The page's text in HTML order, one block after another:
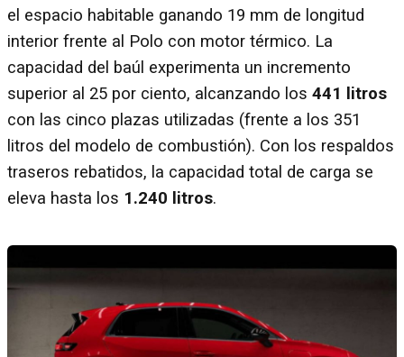
el espacio habitable ganando 19 mm de longitud
interior frente al Polo con motor térmico. La
capacidad del baúl experimenta un incremento
superior al 25 por ciento, alcanzando los 441 litros
con las cinco plazas utilizadas (frente a los 351
litros del modelo de combustión). Con los respaldos
traseros rebatidos, la capacidad total de carga se
eleva hasta los 1.240 litros.